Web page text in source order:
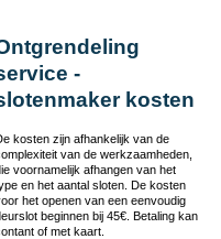
-
kosten
kosten zijn afhankelijk van de
van de werkzaamheden,
voornamelijk afhangen van het
en het aantal sloten. De kosten
het openen van een eenvoudig
beginnen bij 45€. Betaling kan
of met kaart.